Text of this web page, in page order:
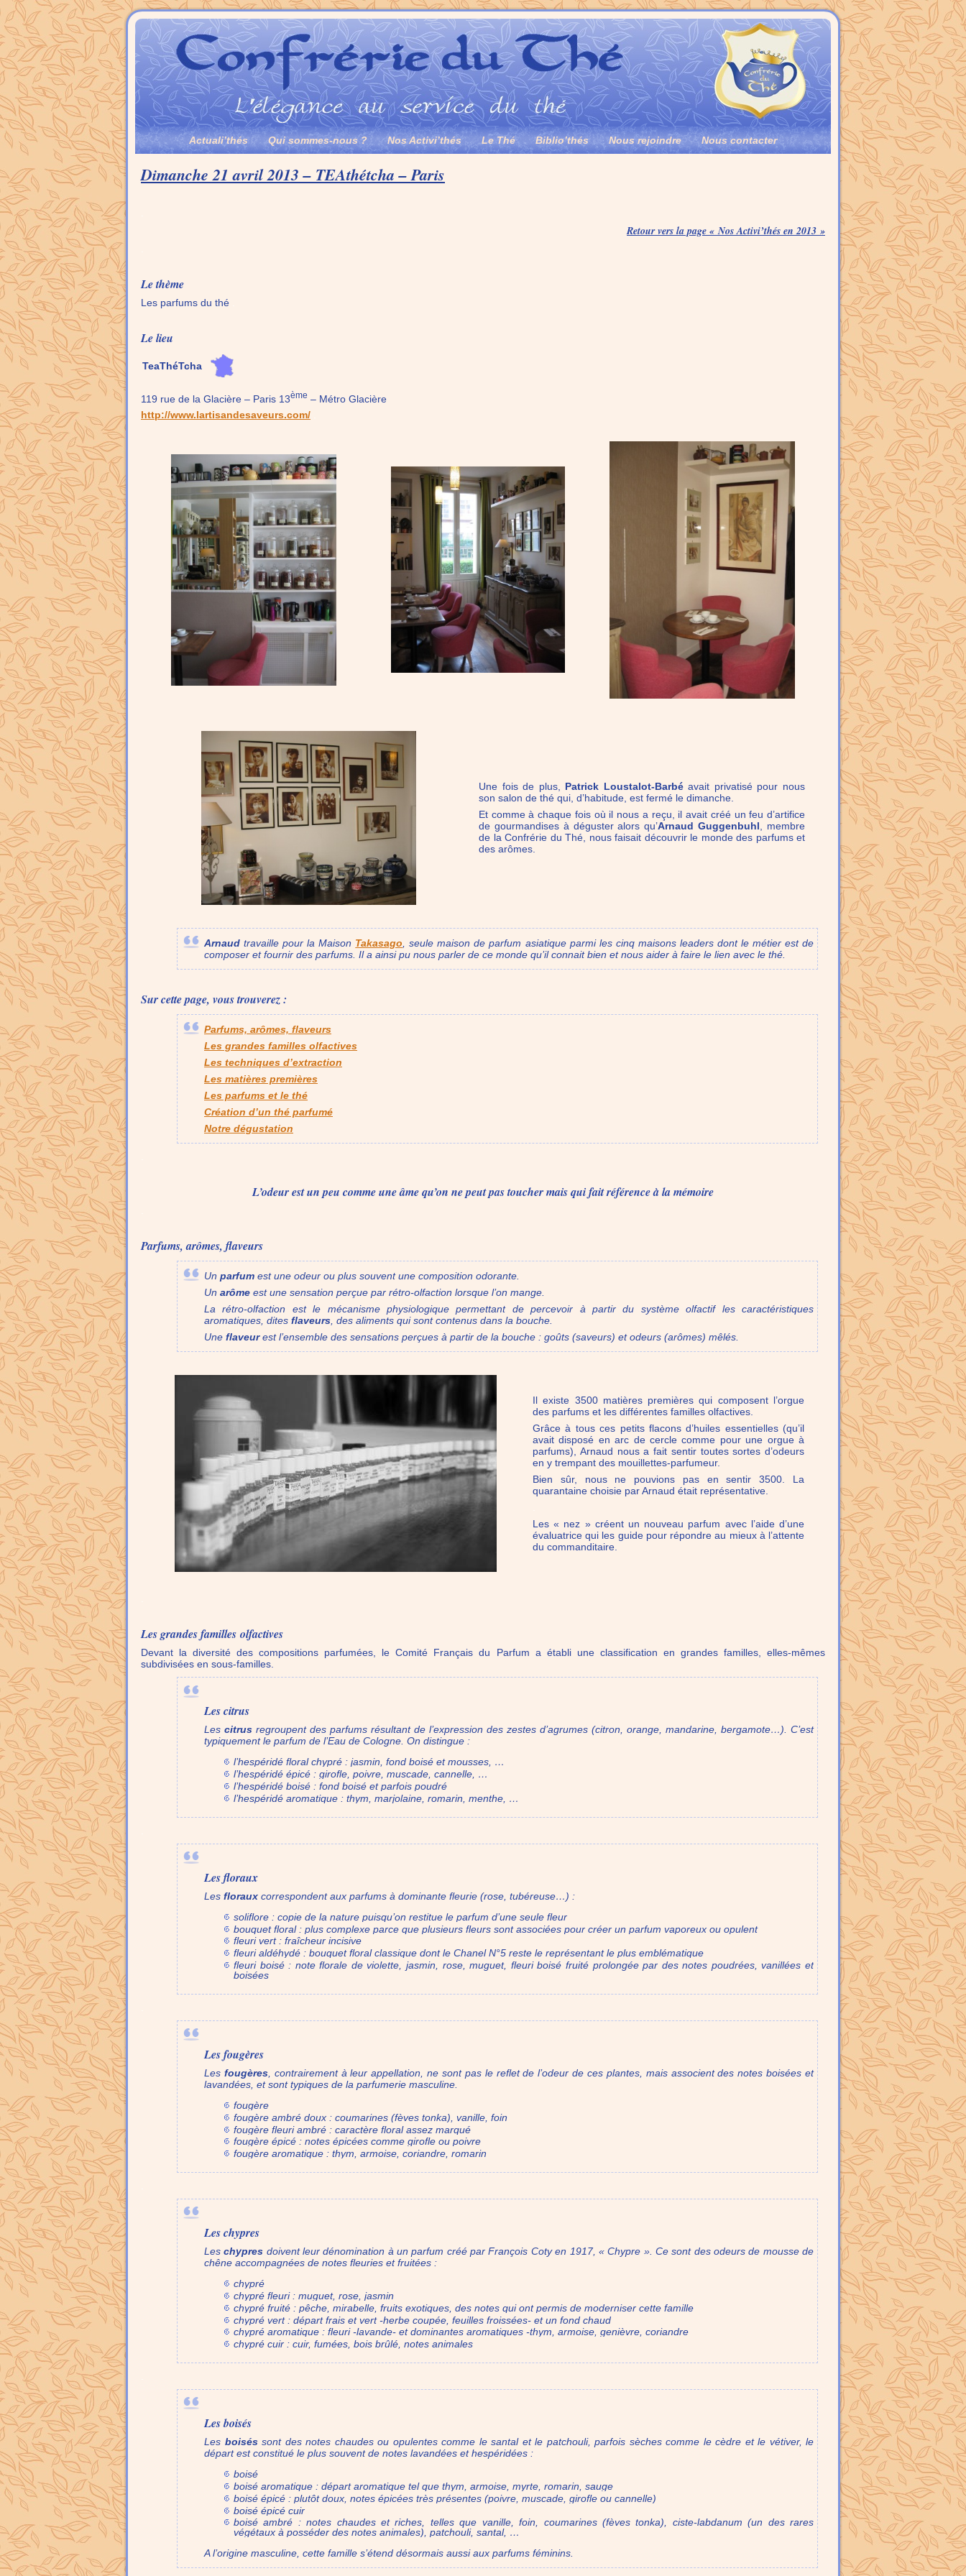
Actuali’thés Qui sommes-nous ? Nos Activi’thés Le Thé Biblio’thés Nous rejoindre Nous contacter
Dimanche 21 avril 2013 – TEAthétcha – Paris
Retour vers la page « Nos Activi’thés en 2013 »
Le thème
Les parfums du thé
Le lieu
TeaThéTcha
119 rue de la Glacière – Paris 13ème – Métro Glacière
http://www.lartisandesaveurs.com/
Une fois de plus, Patrick Loustalot-Barbéavait privatisé pour nous
son salon de thé qui, d’habitude, est fermé le dimanche.
Et comme à chaque fois où il nous a reçu, il avait créé un feu d’artifice
de gourmandises à déguster alors qu’Arnaud Guggenbuhl, membre
de la Confrérie du Thé, nous faisait découvrir le monde des parfums et
des arômes.
Arnaud travaille pour la Maison Takasago, seule maison de parfum asiatique parmi les cinq maisons leaders dont le métier est de
composer et fournir des parfums. Il a ainsi pu nous parler de ce monde qu’il connait bien et nous aider à faire le lien avec le thé.
Sur cette page, vous trouverez :
Parfums, arômes, flaveurs
Les grandes familles olfactives
Les techniques d’extraction
Les matières premières
Les parfums et le thé
Création d’un thé parfumé
Notre dégustation
L’odeur est un peu comme une âme qu’on ne peut pas toucher mais qui fait référence à la mémoire
Parfums, arômes, flaveurs
Un parfum est une odeur ou plus souvent une composition odorante.
Un arôme est une sensation perçue par rétro-olfaction lorsque l’on mange.
La rétro-olfaction est le mécanisme physiologique permettant de percevoir à partir du système olfactif les caractéristiques
aromatiques, dites flaveurs, des aliments qui sont contenus dans la bouche.
Une flaveurest l’ensemble des sensations perçues à partir de la bouche : goûts (saveurs) et odeurs (arômes) mêlés.
Il existe 3500 matières premières qui composent l’orgue
des parfums et les différentes familles olfactives.
Grâce à tous ces petits flacons d’huiles essentielles (qu’il
avait disposé en arc de cercle comme pour une orgue à
parfums), Arnaud nous a fait sentir toutes sortes d’odeurs
en y trempant des mouillettes-parfumeur.
Bien sûr, nous ne pouvions pas en sentir 3500. La
quarantaine choisie par Arnaud était représentative.
Les « nez » créent un nouveau parfum avec l’aide d’une
évaluatrice qui les guide pour répondre au mieux à l’attente
du commanditaire.
Les grandes familles olfactives
Devant la diversité des compositions parfumées, le Comité Français du Parfum a établi une classification en grandes familles, elles-mêmes
subdivisées en sous-familles.
Les citrus
Les citrus regroupent des parfums résultant de l’expression des zestes d’agrumes (citron, orange, mandarine, bergamote…). C’est
typiquement le parfum de l’Eau de Cologne. On distingue :
l’hespéridé floral chypré : jasmin, fond boisé et mousses, …
l’hespéridé épicé : girofle, poivre, muscade, cannelle, …
l’hespéridé boisé : fond boisé et parfois poudré
l’hespéridé aromatique : thym, marjolaine, romarin, menthe, …
Les floraux
Les floraux correspondent aux parfums à dominante fleurie (rose, tubéreuse…) :
soliflore : copie de la nature puisqu’on restitue le parfum d’une seule fleur
bouquet floral : plus complexe parce que plusieurs fleurs sont associées pour créer un parfum vaporeux ou opulent
fleuri vert : fraîcheur incisive
fleuri aldéhydé : bouquet floral classique dont le Chanel N°5 reste le représentant le plus emblématique
fleuri boisé : note florale de violette, jasmin, rose, muguet, fleuri boisé fruité prolongée par des notes poudrées, vanillées et
boisées
Les fougères
Les fougères, contrairement à leur appellation, ne sont pas le reflet de l’odeur de ces plantes, mais associent des notes boisées et
lavandées, et sont typiques de la parfumerie masculine.
fougère
fougère ambré doux : coumarines (fèves tonka), vanille, foin
fougère fleuri ambré : caractère floral assez marqué
fougère épicé : notes épicées comme girofle ou poivre
fougère aromatique : thym, armoise, coriandre, romarin
Les chypres
Leschypres doivent leur dénomination à un parfum créé par François Coty en 1917, « Chypre ». Ce sont des odeurs de mousse de
chêne accompagnées de notes fleuries et fruitées :
chypré
chypré fleuri : muguet, rose, jasmin
chypré fruité : pêche, mirabelle, fruits exotiques, des notes qui ont permis de moderniser cette famille
chypré vert : départ frais et vert -herbe coupée, feuilles froissées- et un fond chaud
chypré aromatique : fleuri -lavande- et dominantes aromatiques -thym, armoise, genièvre, coriandre
chypré cuir : cuir, fumées, bois brûlé, notes animales
Les boisés
Les boiséssont des notes chaudes ou opulentes comme le santal et le patchouli, parfois sèches comme le cèdre et le vétiver, le
départ est constitué le plus souvent de notes lavandées et hespéridées :
boisé
boisé aromatique : départ aromatique tel que thym, armoise, myrte, romarin, sauge
boisé épicé : plutôt doux, notes épicées très présentes (poivre, muscade, girofle ou cannelle)
boisé épicé cuir
boisé ambré : notes chaudes et riches, telles que vanille, foin, coumarines (fèves tonka), ciste-labdanum (un des rares
végétaux à posséder des notes animales), patchouli, santal, …
A l’origine masculine, cette famille s’étend désormais aussi aux parfums féminins.